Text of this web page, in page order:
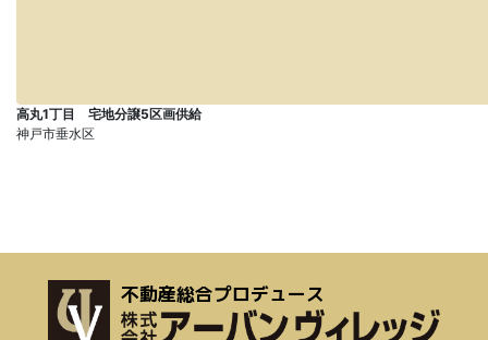
高丸1丁目 宅地分譲5区画供給
神戸市垂水区
不動産総合プロデュース